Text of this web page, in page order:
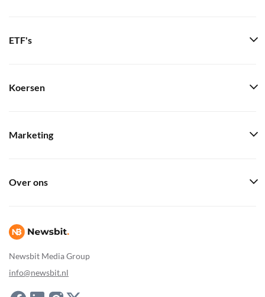
Newsbit Media Group
info@newsbit.nl
ETF's
Koersen
Marketing
Over ons